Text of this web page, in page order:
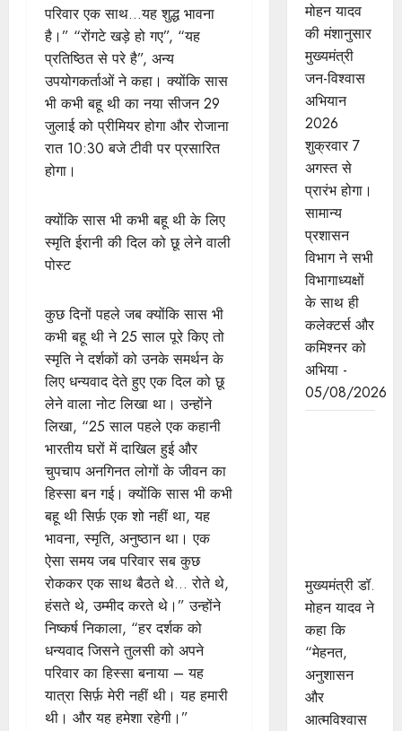
परिवार एक साथ…यह शुद्ध भावना
है।” “रोंगटे खड़े हो गए”, “यह
प्रतिष्ठित से परे है”, अन्य
उपयोगकर्ताओं ने कहा। क्योंकि सास
भी कभी बहू थी का नया सीजन 29
जुलाई को प्रीमियर होगा और रोजाना
रात 10:30 बजे टीवी पर प्रसारित
होगा।
क्योंकि सास भी कभी बहू थी के लिए
स्मृति ईरानी की दिल को छू लेने वाली
पोस्ट
कुछ दिनों पहले जब क्योंकि सास भी
कभी बहू थी ने 25 साल पूरे किए तो
स्मृति ने दर्शकों को उनके समर्थन के
लिए धन्यवाद देते हुए एक दिल को छू
लेने वाला नोट लिखा था। उन्होंने
लिखा, “25 साल पहले एक कहानी
भारतीय घरों में दाखिल हुई और
चुपचाप अनगिनत लोगों के जीवन का
हिस्सा बन गई। क्योंकि सास भी कभी
बहू थी सिर्फ़ एक शो नहीं था, यह
भावना, स्मृति, अनुष्ठान था। एक
ऐसा समय जब परिवार सब कुछ
रोककर एक साथ बैठते थे… रोते थे,
हंसते थे, उम्मीद करते थे।” उन्होंने
निष्कर्ष निकाला, “हर दर्शक को
धन्यवाद जिसने तुलसी को अपने
परिवार का हिस्सा बनाया – यह
यात्रा सिर्फ़ मेरी नहीं थी। यह हमारी
थी। और यह हमेशा रहेगी।”
मोहन यादव
की मंशानुसार
मुख्यमंत्री
जन-विश्वास
अभियान
2026
शुक्रवार 7
अगस्त से
प्रारंभ होगा।
सामान्य
प्रशासन
विभाग ने सभी
विभागाध्यक्षों
के साथ ही
कलेक्टर्स और
कमिश्नर को
अभिया -
05/08/2026
मुख्यमंत्री डॉ.
मोहन यादव ने
कहा कि
“मेहनत,
अनुशासन
और
आत्मविश्वास